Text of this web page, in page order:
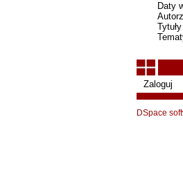
Daty
Tytuły
Zaloguj
DSpace